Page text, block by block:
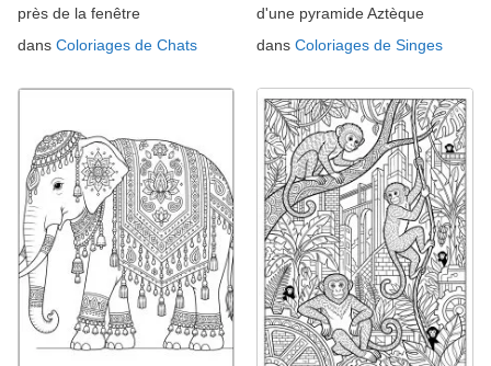
près de la fenêtre
dans Coloriages de Chats
d'une pyramide Aztèque
dans Coloriages de Singes